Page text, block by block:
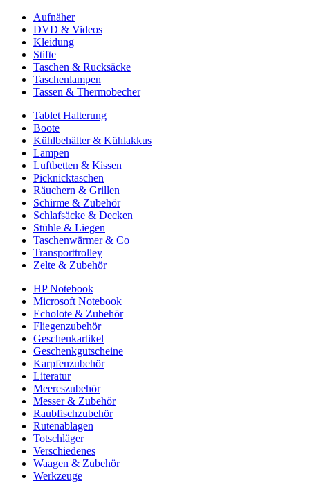
Aufnäher
DVD & Videos
Kleidung
Stifte
Taschen & Rucksäcke
Taschenlampen
Tassen & Thermobecher
Tablet Halterung
Boote
Kühlbehälter & Kühlakkus
Lampen
Luftbetten & Kissen
Picknicktaschen
Räuchern & Grillen
Schirme & Zubehör
Schlafsäcke & Decken
Stühle & Liegen
Taschenwärmer & Co
Transporttrolley
Zelte & Zubehör
HP Notebook
Microsoft Notebook
Echolote & Zubehör
Fliegenzubehör
Geschenkartikel
Geschenkgutscheine
Karpfenzubehör
Literatur
Meereszubehör
Messer & Zubehör
Raubfischzubehör
Rutenablagen
Totschläger
Verschiedenes
Waagen & Zubehör
Werkzeuge